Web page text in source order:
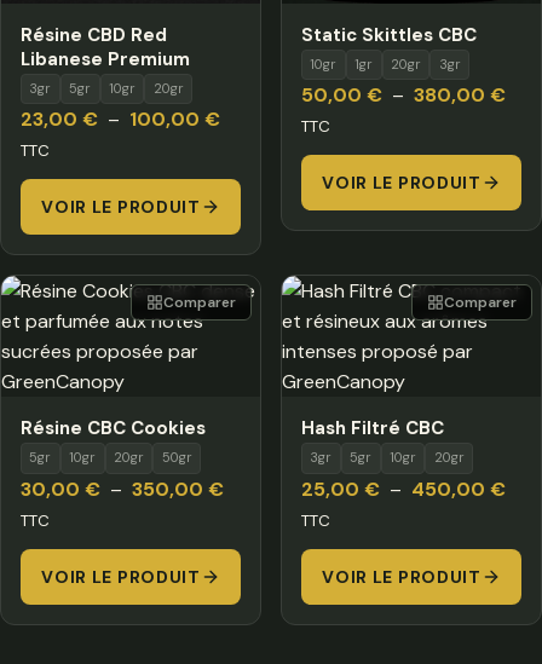
Résine CBD Red
Libanese Premium
3gr 5gr 10gr 20gr
23,00 € – 100,00 €Plage
prix :
à
100,00 €
TTC
VOIR LE PRODUIT
Static Skittles CBC
10gr 1gr 20gr 3gr
50,00 € – 380,00 €
prix
à
TTC
VOIR LE PRODUIT
Résine CBC Cookies
5gr 10gr 20gr 50gr
30,00 € – 350,00 €Plage
prix :
à
TTC
VOIR LE PRODUIT
Comparer
Hash Filtré CBC
3gr 5gr 10gr 20gr
25,00 € – 450,00 €
prix
à
TTC
VOIR LE PRODUIT
Comparer